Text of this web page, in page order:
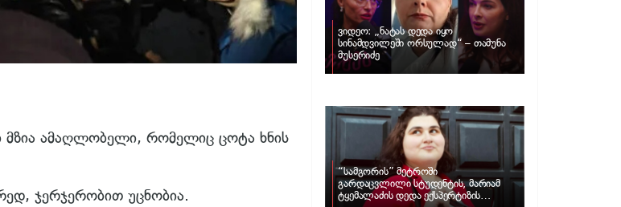
მზია ამაღლობელი, რომელიც ცოტა ხნის
ჯერჯერობით უცნობია.
ვიდეო: „ნატას დედა იყო
სინამდვილეში ორსულად“ – თამუნა
მუსერიძე
“სამგორის” მეტროში
გარდაცვლილი სტუდენტის, მარიამ
ტყემალაძის დედა ექსპერტიზის